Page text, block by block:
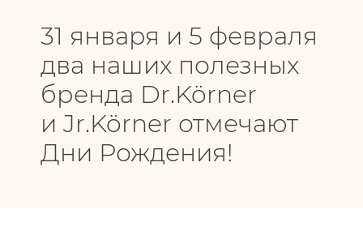
31 января и 5 февраля
два наших полезных
бренда Dr.Körner
и Jr.Körner отмечают
Дни Рождения!